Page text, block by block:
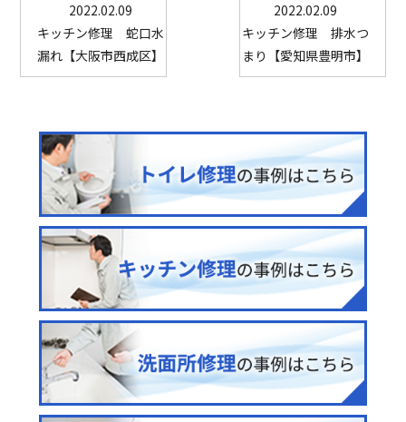
2022.02.09
キッチン修理 蛇口水
漏れ【大阪市西成区】
2022.02.09
キッチン修理 排水つ
まり【愛知県豊明市】